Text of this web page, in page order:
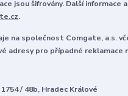
jsou šifrovány. Další informace
.
na společnost Comgate, a.s.
adresy pro případné reklamace
/ 48b, Hradec Králové